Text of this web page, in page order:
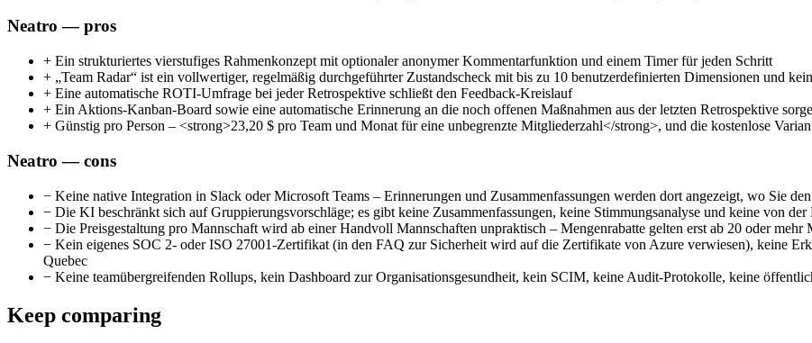
Neatro — pros
+ Ein strukturiertes vierstufiges Rahmenkonzept mit optionaler anonymer Kommentarfunktion und einem Timer für jeden Schritt
+ „Team Radar“ ist ein vollwertiger, regelmäßig durchgeführter Zustandscheck mit bis zu 10 benutzerdefinierten Dimensionen und
+ Eine automatische ROTI-Umfrage bei jeder Retrospektive schließt den Feedback-Kreislauf
+ Ein Aktions-Kanban-Board sowie eine automatische Erinnerung an die noch offenen Maßnahmen aus der letzten Retrospektive
+ Günstig pro Person – <strong>23,20 $ pro Team und Monat für eine unbegrenzte Mitgliederzahl</strong>, und die kostenlose
Neatro — cons
− Keine native Integration in Slack oder Microsoft Teams – Erinnerungen und Zusammenfassungen werden dort angezeigt, wo Sie
− Die KI beschränkt sich auf Gruppierungsvorschläge; es gibt keine Zusammenfassungen, keine Stimmungsanalyse und keine von
− Die Preisgestaltung pro Mannschaft wird ab einer Handvoll Mannschaften unpraktisch – Mengenrabatte gelten erst ab 20 oder mehr
− Kein eigenes SOC 2- oder ISO 27001-Zertifikat (in den FAQ zur Sicherheit wird auf die Zertifikate von Azure verwiesen), keine
Quebec
− Keine teamübergreifenden Rollups, kein Dashboard zur Organisationsgesundheit, kein SCIM, keine Audit-Protokolle, keine
Keep comparing